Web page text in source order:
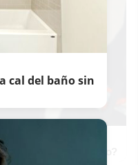
mundo, ¿está el tuyo?
cal del baño sin